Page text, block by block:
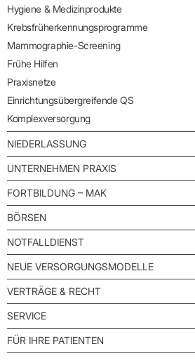
Hygiene & Medizinprodukte
Krebsfrüherkennungsprogramme
Mammographie-Screening
Frühe Hilfen
Praxisnetze
Einrichtungsübergreifende QS
Komplexversorgung
NIEDERLASSUNG
UNTERNEHMEN PRAXIS
FORTBILDUNG – MAK
BÖRSEN
NOTFALLDIENST
NEUE VERSORGUNGSMODELLE
VERTRÄGE & RECHT
SERVICE
FÜR IHRE PATIENTEN